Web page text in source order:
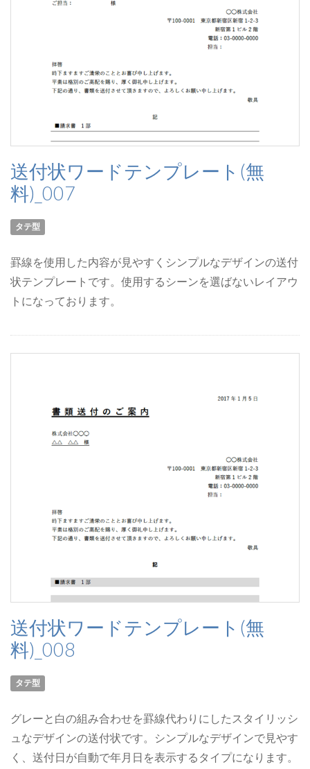
送付状ワードテンプレート(無
料)_007
タテ型
罫線を使用した内容が見やすくシンプルなデザインの送付
状テンプレートです。使用するシーンを選ばないレイアウ
トになっております。
送付状ワードテンプレート(無
料)_008
タテ型
グレーと白の組み合わせを罫線代わりにしたスタイリッシ
ュなデザインの送付状です。シンプルなデザインで見やす
く、送付日が自動で年月日を表示するタイプになります。